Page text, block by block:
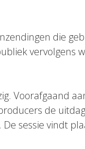
die
vervolgens
Voorafgaand
de
sessie vindt